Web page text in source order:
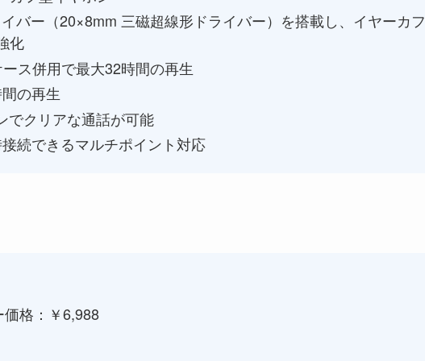
バー（20×8mm 三磁超線形ドライバー）を搭載し、イヤーカフ
化
ス併用で最大32時間の再生
の再生
でクリアな通話が可能
続できるマルチポイント対応
格：￥6,988